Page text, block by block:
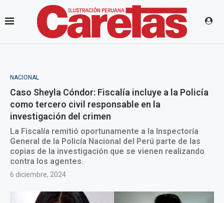
NACIONAL
Caso Sheyla Cóndor: Fiscalía incluye a la Policía
como tercero civil responsable en la
investigación del crimen
La Fiscalía remitió oportunamente a la Inspectoría
General de la Policía Nacional del Perú parte de las
copias de la investigación que se vienen realizando
contra los agentes.
6 diciembre, 2024